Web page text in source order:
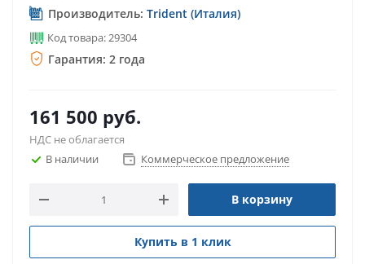
Производитель: Trident (Италия)
Код товара: 29304
Гарантия: 2 года
161 500 руб.
НДС не облагается
В наличии
Коммерческое предложение
В корзину
Купить в 1 клик